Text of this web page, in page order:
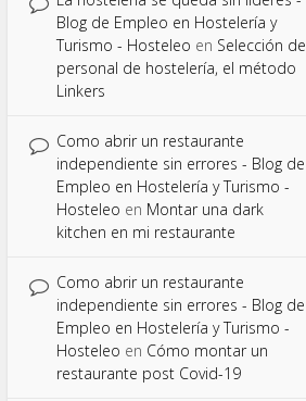
Blog de Empleo en Hostelería y
Turismo - Hosteleo en Selección de
personal de hostelería, el método
Linkers
Como abrir un restaurante
independiente sin errores - Blog de
Empleo en Hostelería y Turismo -
Hosteleo en Montar una dark
kitchen en mi restaurante
Como abrir un restaurante
independiente sin errores - Blog de
Empleo en Hostelería y Turismo -
Hosteleo en Cómo montar un
restaurante post Covid-19